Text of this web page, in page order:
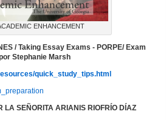
ENHANCEMENT
/ Taking Essay Exams - PORPE/ Exam
Stephanie Marsh
quick_study_tips.html
LA SEÑORITA ARIANIS RIOFRÍO DÍAZ